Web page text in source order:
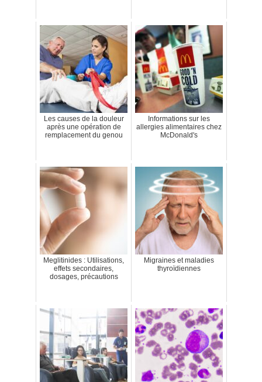
Les causes de la douleur
après une opération de
remplacement du genou
Informations sur les
allergies alimentaires chez
McDonald's
Meglitinides : Utilisations,
effets secondaires,
dosages, précautions
Migraines et maladies
thyroïdiennes